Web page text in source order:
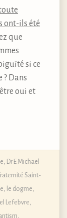
ont-ils été
que
si ce
? Dans
oui et
, Dr E Michael
Saint-
le dogme,
Lefebvre,
,